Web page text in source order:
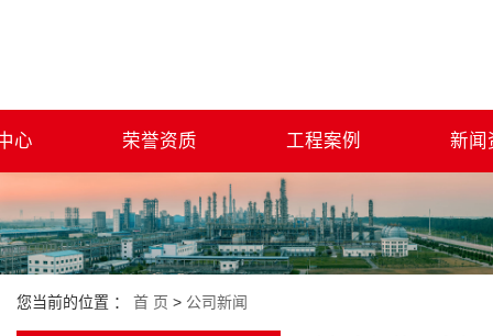
心 荣誉资质 工程案例 新闻
您当前的位置 ： 首 页 > 公司新闻